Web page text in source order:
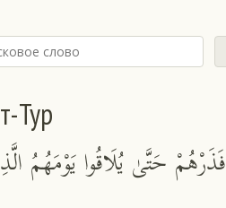
Тур
فَذَرْهُمْ حَتَّىٰ يُلَاقُوا يَوْمَهُمُ